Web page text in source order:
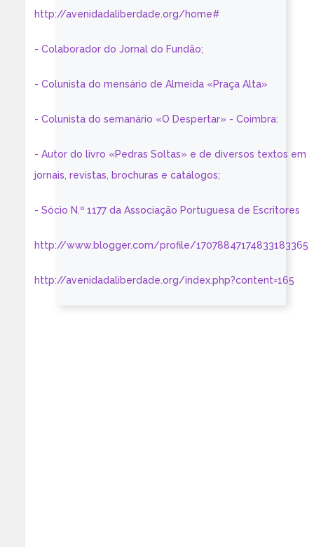
http://avenidadaliberdade.org/home#
- Colaborador do Jornal do Fundão;
- Colunista do mensário de Almeida «Praça Alta»
- Colunista do semanário «O Despertar» - Coimbra:
- Autor do livro «Pedras Soltas» e de diversos textos em
jornais, revistas, brochuras e catálogos;
- Sócio N.º 1177 da Associação Portuguesa de Escritores
http://www.blogger.com/profile/17078847174833183365
http://avenidadaliberdade.org/index.php?content=165